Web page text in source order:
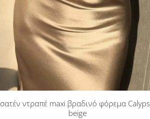
σατέν ντραπέ maxi βραδινό φόρεμα
beige